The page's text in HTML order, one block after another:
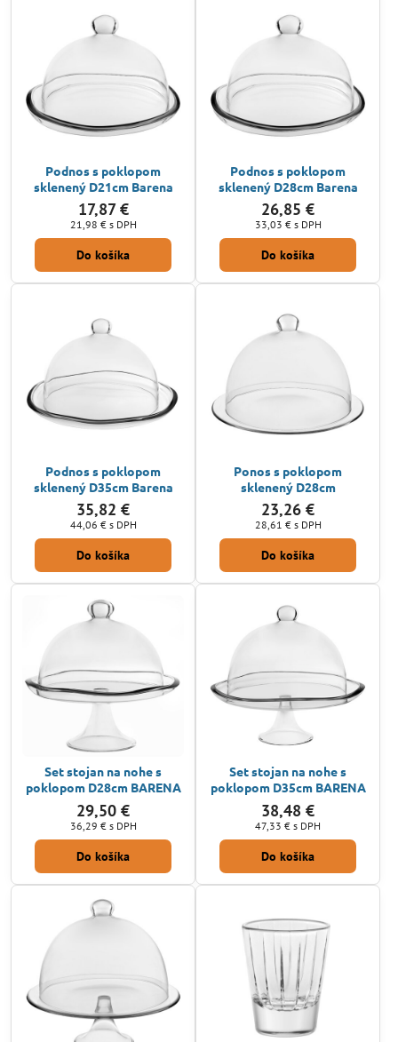
Podnos s poklopom
sklenený D21cm Barena
17,87 €
21,98 € s DPH
Do košíka
Podnos s poklopom
sklenený D28cm Barena
26,85 €
33,03 € s DPH
Do košíka
Podnos s poklopom
sklenený D35cm Barena
35,82 €
44,06 € s DPH
Do košíka
Ponos s poklopom
sklenený D28cm
23,26 €
28,61 € s DPH
Do košíka
Set stojan na nohe s
poklopom D28cm BARENA
29,50 €
36,29 € s DPH
Do košíka
Set stojan na nohe s
poklopom D35cm BARENA
38,48 €
47,33 € s DPH
Do košíka